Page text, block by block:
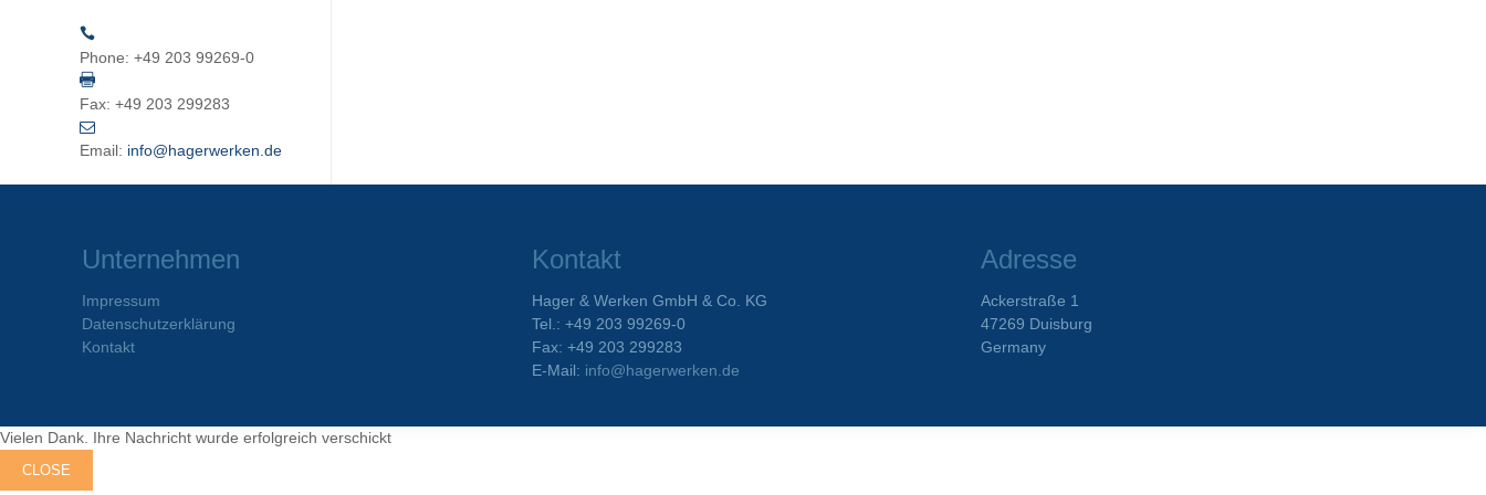
Phone: +49 203 99269-0
Fax: +49 203 299283
Email: info@hagerwerken.de
Unternehmen
Impressum
Datenschutzerklärung
Kontakt
Kontakt
Hager & Werken GmbH & Co. KG
Tel.: +49 203 99269-0
Fax: +49 203 299283
E-Mail: info@hagerwerken.de
Adresse
Ackerstraße 1
47269 Duisburg
Germany
Vielen Dank. Ihre Nachricht wurde erfolgreich verschickt
CLOSE